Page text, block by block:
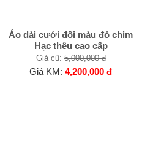
Áo dài cưới đôi màu đỏ chim
Hạc thêu cao cấp
Giá cũ:5,000,000 đ
Giá KM:4,200,000 đ